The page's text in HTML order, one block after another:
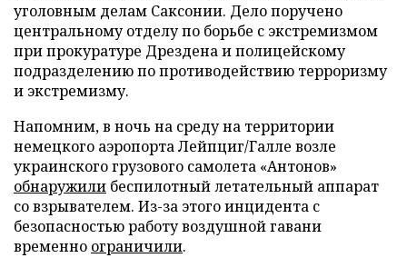
уголовным делам Саксонии. Дело поручено
центральному отделу по борьбе с экстремизмом
при прокуратуре Дрездена и полицейскому
подразделению по противодействию терроризму
и экстремизму.
Напомним, в ночь на среду на территории
немецкого аэропорта Лейпциг/Галле возле
украинского грузового самолета «Антонов»
обнаружили беспилотный летательный аппарат
со взрывателем. Из-за этого инцидента с
безопасностью работу воздушной гавани
временно ограничили.